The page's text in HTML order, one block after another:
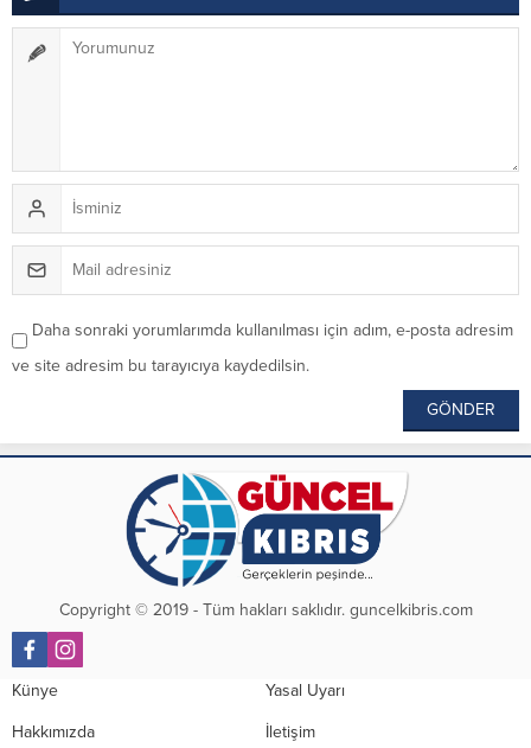
Daha sonraki yorumlarımda kullanılması için adım, e-posta adresim
ve site adresim bu tarayıcıya kaydedilsin.
Copyright © 2019 - Tüm hakları saklıdır. guncelkibris.com
Künye Yasal Uyarı
Hakkımızda İletişim